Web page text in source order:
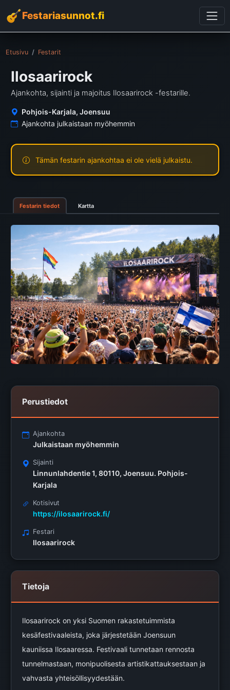
Festariasunnot.fi
Etusivu Festarit
Ilosaarirock
Ajankohta, sijainti ja majoitus Ilosaarirock -festarille.
Pohjois-Karjala, Joensuu
Ajankohta julkaistaan myöhemmin
Tämän festarin ajankohtaa ei ole vielä julkaistu.
Festarin tiedot Kartta
Perustiedot
Ajankohta
Julkaistaan myöhemmin
Sijainti
Linnunlahdentie 1, 80110, Joensuu. Pohjois-
Karjala
Kotisivut
https://ilosaarirock.fi/
Festari
Ilosaarirock
Tietoja
Ilosaarirock on yksi Suomen rakastetuimmista
kesäfestivaaleista, joka järjestetään Joensuun
kauniissa Ilosaaressa. Festivaali tunnetaan rennosta
tunnelmastaan, monipuolisesta artistikattauksestaan ja
vahvasta yhteisöllisyydestään.